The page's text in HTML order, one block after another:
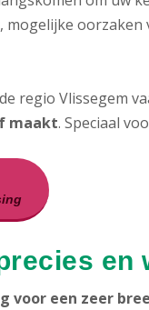
mogelijke
regio Vlissegem
maakt. Speciaal
en
voor een zeer